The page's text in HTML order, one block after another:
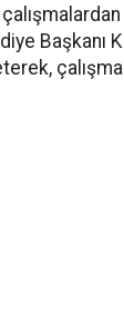
Başkanı